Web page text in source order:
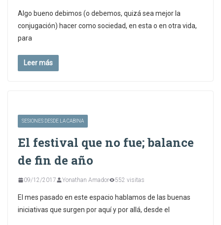
Algo bueno debimos (o debemos, quizá sea mejor la
conjugación) hacer como sociedad, en esta o en otra vida,
para
Leer más
SESIONES DESDE LA CABINA
El festival que no fue; balance
de fin de año
09/12/2017 Yonathan Amador 552 visitas
El mes pasado en este espacio hablamos de las buenas
iniciativas que surgen por aquí y por allá, desde el